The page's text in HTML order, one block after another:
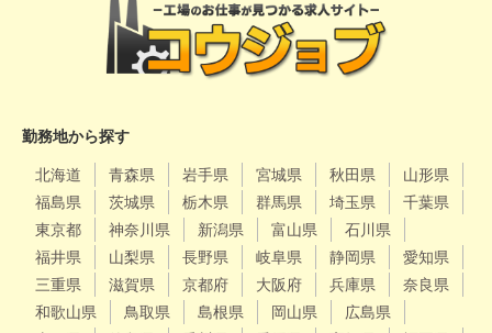
勤務地から探す
北海道 青森県 岩手県 宮城県 秋田県
山形県
福島県
茨城県 栃木県 群馬県 埼玉県
千葉県
東京都
神奈川県 新潟県 富山県
石川県
福井県
山梨県 長野県 岐阜県 静岡県
愛知県
三重県
滋賀県 京都府 大阪府 兵庫県
奈良県
和歌山県
鳥取県 島根県 岡山県
広島県